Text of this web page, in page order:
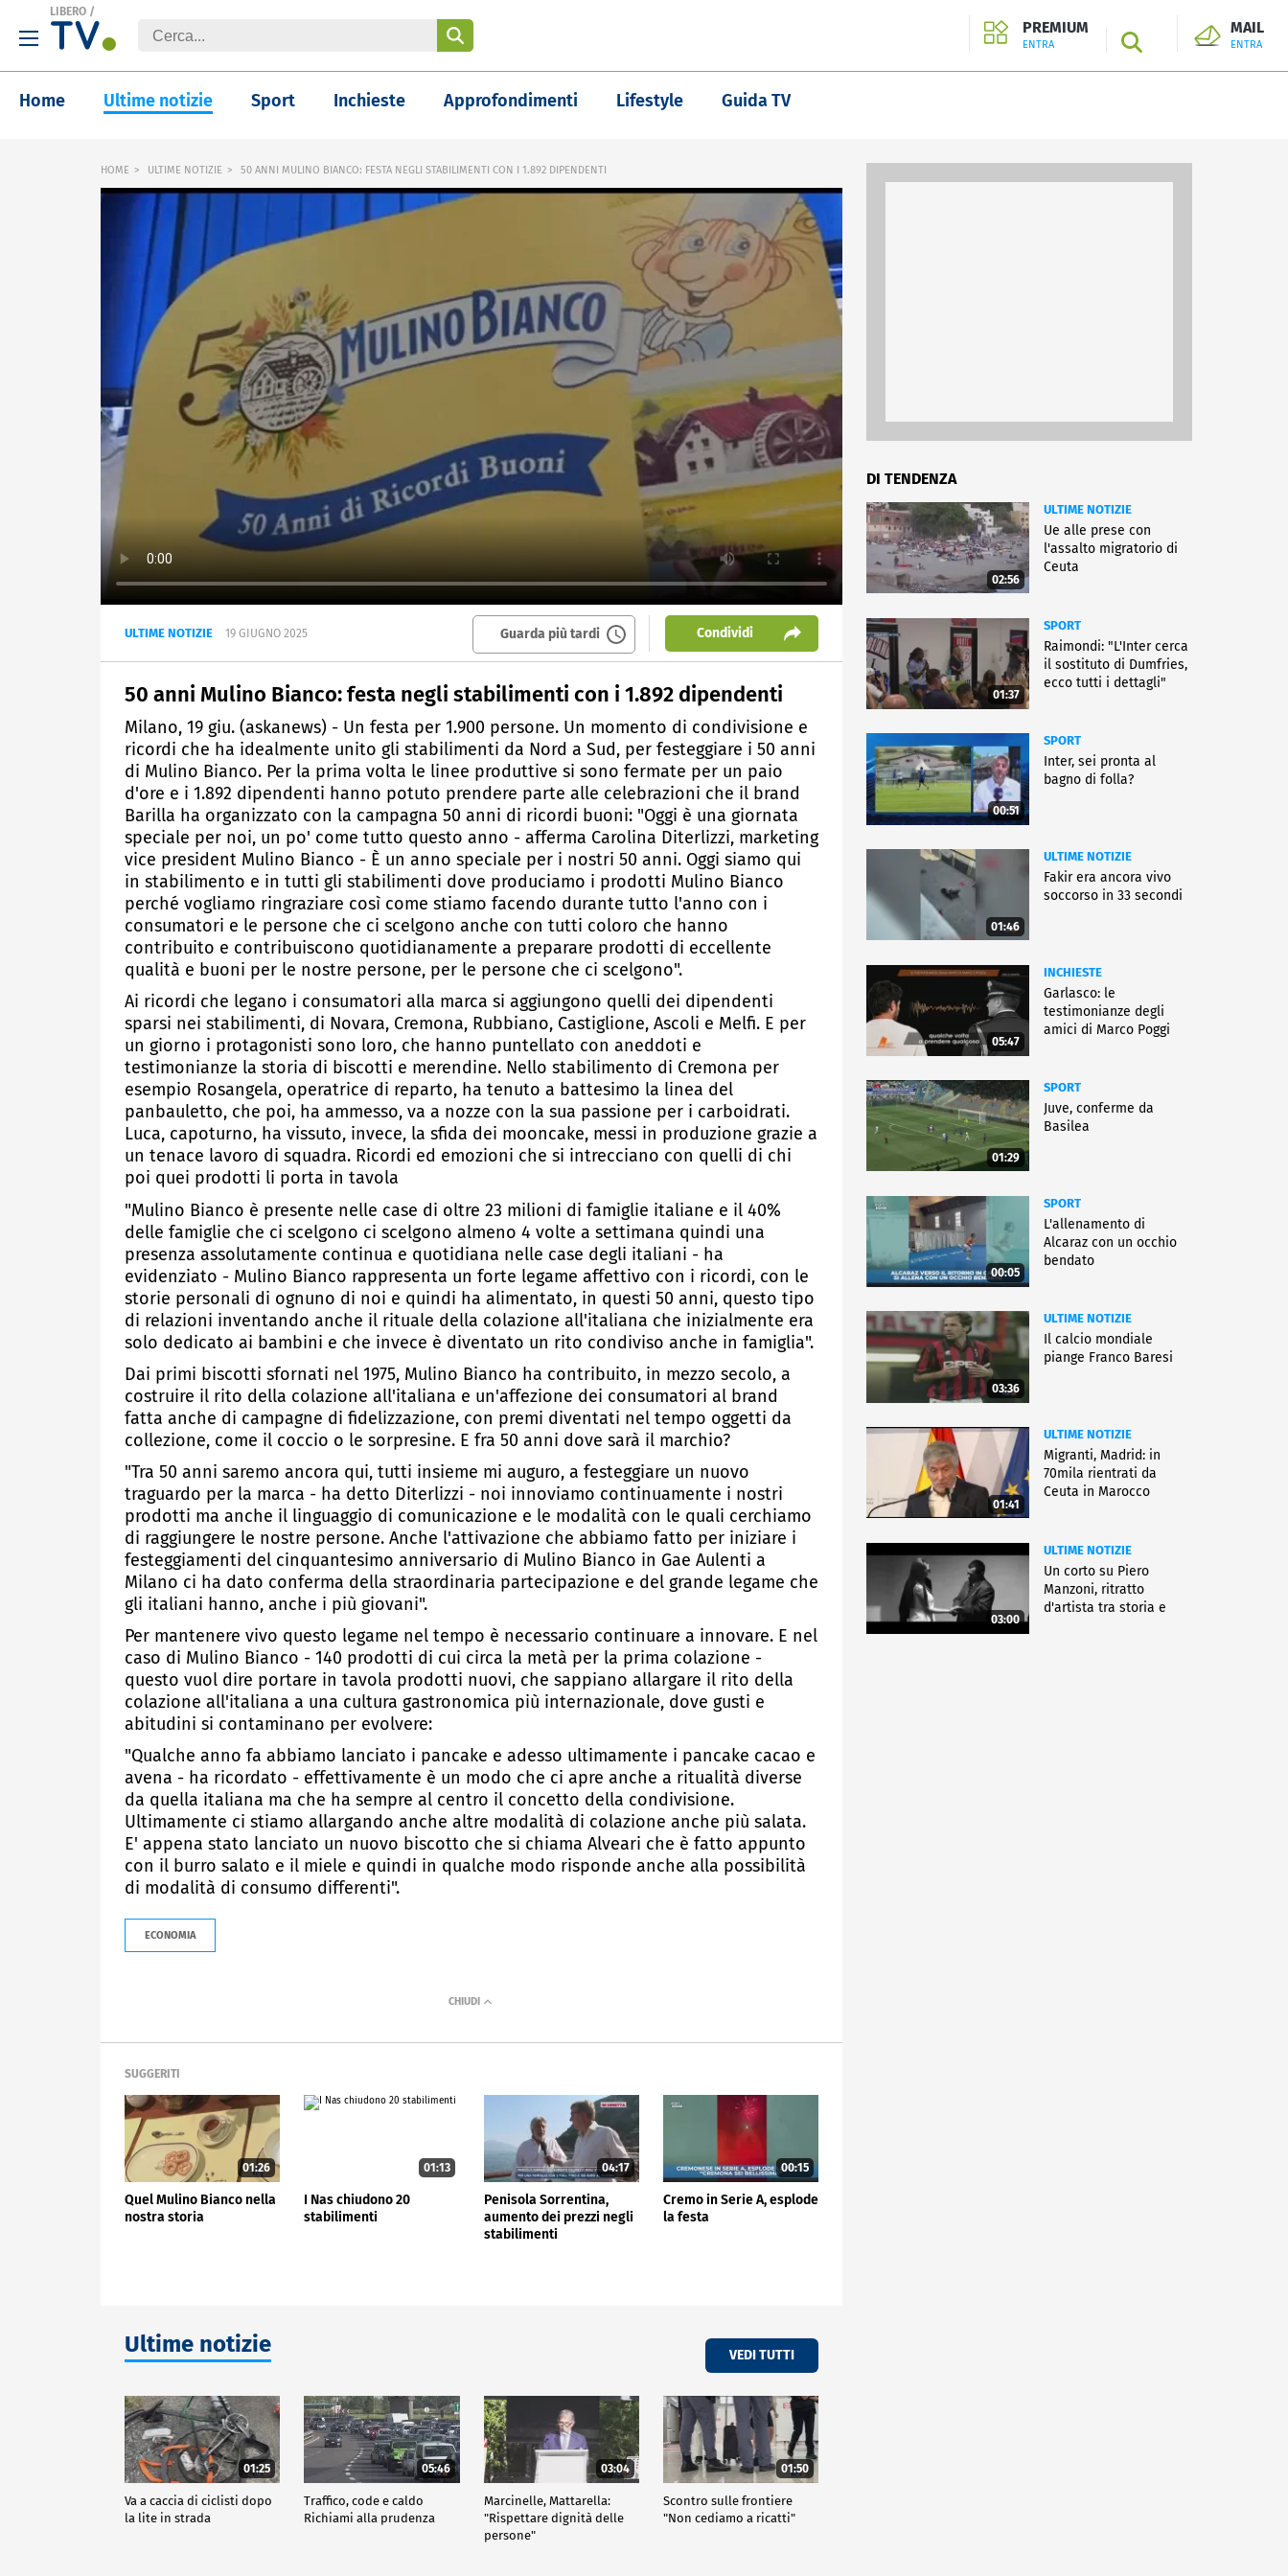
LIBERO /
PREMIUM
ENTRA SEARCH
MAIL
ENTRA
Home Ultime notizie Sport Inchieste Approfondimenti Lifestyle Guida TV
HOME ULTIME NOTIZIE 50 ANNI MULINO BIANCO: FESTA NEGLI STABILIMENTI CON I 1.892 DIPENDENTI
ULTIME NOTIZIE 19 GIUGNO 2025 Guarda più tardi Condividi
50 anni Mulino Bianco: festa negli stabilimenti con i 1.892 dipendenti
Milano, 19 giu. (askanews) - Un festa per 1.900 persone. Un momento di condivisione e
ricordi che ha idealmente unito gli stabilimenti da Nord a Sud, per festeggiare i 50 anni
di Mulino Bianco. Per la prima volta le linee produttive si sono fermate per un paio
d'ore e i 1.892 dipendenti hanno potuto prendere parte alle celebrazioni che il brand
Barilla ha organizzato con la campagna 50 anni di ricordi buoni: "Oggi è una giornata
speciale per noi, un po' come tutto questo anno - afferma Carolina Diterlizzi, marketing
vice president Mulino Bianco - È un anno speciale per i nostri 50 anni. Oggi siamo qui
in stabilimento e in tutti gli stabilimenti dove produciamo i prodotti Mulino Bianco
perché vogliamo ringraziare così come stiamo facendo durante tutto l'anno con i
consumatori e le persone che ci scelgono anche con tutti coloro che hanno
contribuito e contribuiscono quotidianamente a preparare prodotti di eccellente
qualità e buoni per le nostre persone, per le persone che ci scelgono".
Ai ricordi che legano i consumatori alla marca si aggiungono quelli dei dipendenti
sparsi nei stabilimenti, di Novara, Cremona, Rubbiano, Castiglione, Ascoli e Melfi. E per
un giorno i protagonisti sono loro, che hanno puntellato con aneddoti e
testimonianze la storia di biscotti e merendine. Nello stabilimento di Cremona per
esempio Rosangela, operatrice di reparto, ha tenuto a battesimo la linea del
panbauletto, che poi, ha ammesso, va a nozze con la sua passione per i carboidrati.
Luca, capoturno, ha vissuto, invece, la sfida dei mooncake, messi in produzione grazie a
un tenace lavoro di squadra. Ricordi ed emozioni che si intrecciano con quelli di chi
poi quei prodotti li porta in tavola
"Mulino Bianco è presente nelle case di oltre 23 milioni di famiglie italiane e il 40%
delle famiglie che ci scelgono ci scelgono almeno 4 volte a settimana quindi una
presenza assolutamente continua e quotidiana nelle case degli italiani - ha
evidenziato - Mulino Bianco rappresenta un forte legame affettivo con i ricordi, con le
storie personali di ognuno di noi e quindi ha alimentato, in questi 50 anni, questo tipo
di relazioni inventando anche il rituale della colazione all'italiana che inizialmente era
solo dedicato ai bambini e che invece è diventato un rito condiviso anche in famiglia".
Dai primi biscotti sfornati nel 1975, Mulino Bianco ha contribuito, in mezzo secolo, a
costruire il rito della colazione all'italiana e un'affezione dei consumatori al brand
fatta anche di campagne di fidelizzazione, con premi diventati nel tempo oggetti da
collezione, come il coccio o le sorpresine. E fra 50 anni dove sarà il marchio?
"Tra 50 anni saremo ancora qui, tutti insieme mi auguro, a festeggiare un nuovo
traguardo per la marca - ha detto Diterlizzi - noi innoviamo continuamente i nostri
prodotti ma anche il linguaggio di comunicazione e le modalità con le quali cerchiamo
di raggiungere le nostre persone. Anche l'attivazione che abbiamo fatto per iniziare i
festeggiamenti del cinquantesimo anniversario di Mulino Bianco in Gae Aulenti a
Milano ci ha dato conferma della straordinaria partecipazione e del grande legame che
gli italiani hanno, anche i più giovani".
Per mantenere vivo questo legame nel tempo è necessario continuare a innovare. E nel
caso di Mulino Bianco - 140 prodotti di cui circa la metà per la prima colazione -
questo vuol dire portare in tavola prodotti nuovi, che sappiano allargare il rito della
colazione all'italiana a una cultura gastronomica più internazionale, dove gusti e
abitudini si contaminano per evolvere:
"Qualche anno fa abbiamo lanciato i pancake e adesso ultimamente i pancake cacao e
avena - ha ricordato - effettivamente è un modo che ci apre anche a ritualità diverse
da quella italiana ma che ha sempre al centro il concetto della condivisione.
Ultimamente ci stiamo allargando anche altre modalità di colazione anche più salata.
E' appena stato lanciato un nuovo biscotto che si chiama Alveari che è fatto appunto
con il burro salato e il miele e quindi in qualche modo risponde anche alla possibilità
di modalità di consumo differenti".
ECONOMIA
SUGGERITI
01:26
Quel Mulino Bianco nella
nostra storia
01:13
I Nas chiudono 20
stabilimenti
04:17
Penisola Sorrentina,
aumento dei prezzi negli
stabilimenti
00:15
Cremo in Serie A, esplode
la festa
Ultime notizie VEDI TUTTI
01:25
Va a caccia di ciclisti dopo
la lite in strada
05:46
Traffico, code e caldo
Richiami alla prudenza
03:04
Marcinelle, Mattarella:
"Rispettare dignità delle
persone"
01:50
Scontro sulle frontiere
"Non cediamo a ricatti"
DI TENDENZA
02:56
ULTIME NOTIZIE
Ue alle prese con
l'assalto migratorio di
Ceuta
01:37
SPORT
Raimondi: "L'Inter cerca
il sostituto di Dumfries,
ecco tutti i dettagli"
00:51
SPORT
Inter, sei pronta al
bagno di folla?
01:46
ULTIME NOTIZIE
Fakir era ancora vivo
soccorso in 33 secondi
05:47
INCHIESTE
Garlasco: le
testimonianze degli
amici di Marco Poggi
01:29
SPORT
Juve, conferme da
Basilea
00:05
SPORT
L'allenamento di
Alcaraz con un occhio
bendato
03:36
ULTIME NOTIZIE
Il calcio mondiale
piange Franco Baresi
01:41
ULTIME NOTIZIE
Migranti, Madrid: in
70mila rientrati da
Ceuta in Marocco
03:00
ULTIME NOTIZIE
Un corto su Piero
Manzoni, ritratto
d'artista tra storia e